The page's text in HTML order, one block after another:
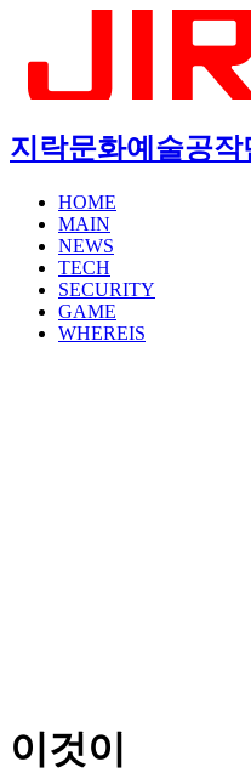
지락문화예술공작
HOME
MAIN
NEWS
TECH
SECURITY
GAME
WHEREIS
이것이